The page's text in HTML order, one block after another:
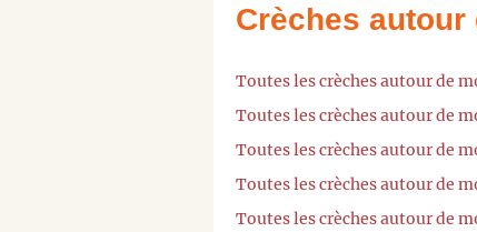
Crèches autour
Toutes les crèches autour de
Toutes les crèches autour de
Toutes les crèches autour de
Toutes les crèches autour de
Toutes les crèches autour de